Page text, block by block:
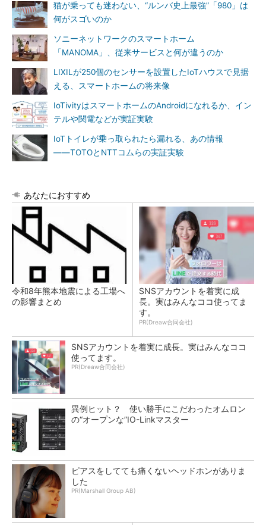
猫が乗っても迷わない、“ルンバ史上最強”「980」は
何がスゴいのか
ソニーネットワークのスマートホーム
「MANOMA」、従来サービスと何が違うのか
LIXILが250個のセンサーを設置したIoTハウスで見据
える、スマートホームの将来像
IoTivityはスマートホームのAndroidになれるか、イン
テルや関電などが実証実験
IoTトイレが乗っ取られたら漏れる、あの情報
――TOTOとNTTコムらの実証実験
あなたにおすすめ
令和8年熊本地震による工場へ
の影響まとめ
SNSアカウントを着実に成
長。実はみんなココ使ってま
す。
PR(Dreaw合同会社)
SNSアカウントを着実に成長。実はみんなココ
使ってます。
PR(Dreaw合同会社)
異例ヒット？ 使い勝手にこだわったオムロン
の“オープンな”IO-Linkマスター
ピアスをしてても痛くないヘッドホンがありま
した
PR(Marshall Group AB)